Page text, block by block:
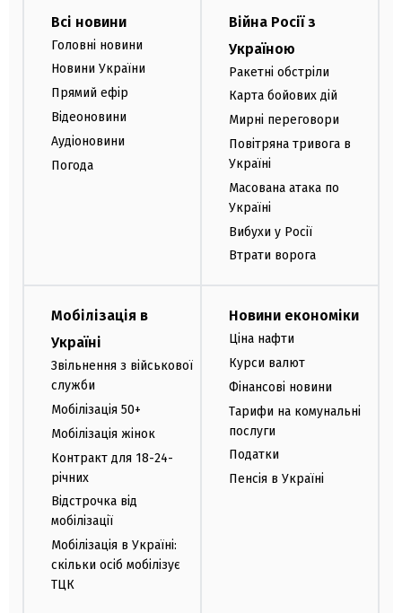
Всі новини
Головні новини
Новини України
Прямий ефір
Відеоновини
Аудіоновини
Погода
Війна Росії з
Україною
Ракетні обстріли
Карта бойових дій
Мирні переговори
Повітряна тривога в
Україні
Масована атака по
Україні
Вибухи у Росії
Втрати ворога
Мобілізація в
Україні
Звільнення з військової
служби
Мобілізація 50+
Мобілізація жінок
Контракт для 18-24-
річних
Відстрочка від
мобілізації
Мобілізація в Україні:
скільки осіб мобілізує
ТЦК
Новини економіки
Ціна нафти
Курси валют
Фінансові новини
Тарифи на комунальні
послуги
Податки
Пенсія в Україні